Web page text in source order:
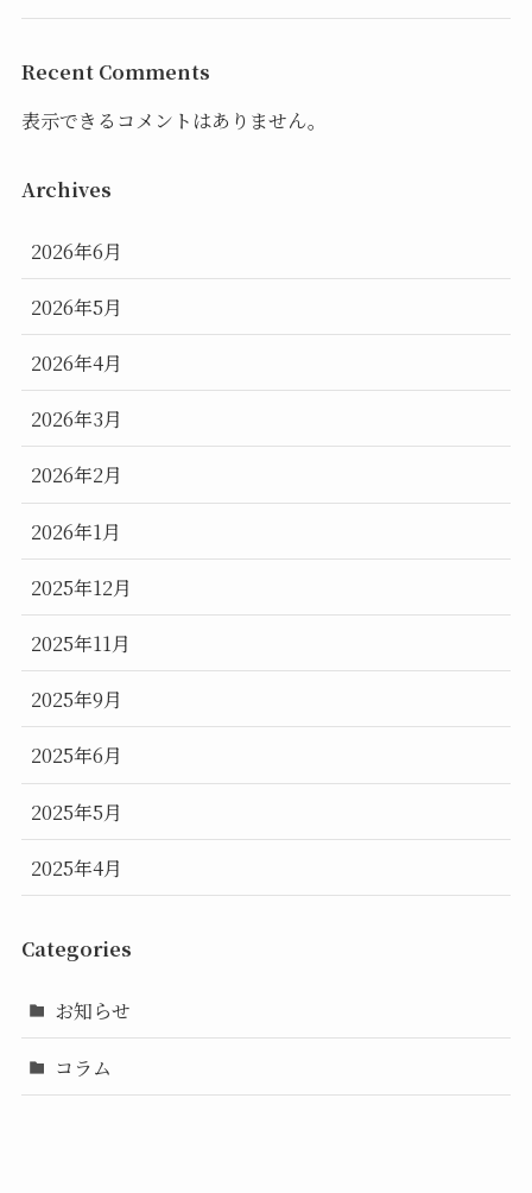
Recent Comments
表示できるコメントはありません。
Archives
2026年6月
2026年5月
2026年4月
2026年3月
2026年2月
2026年1月
2025年12月
2025年11月
2025年9月
2025年6月
2025年5月
2025年4月
Categories
お知らせ
コラム